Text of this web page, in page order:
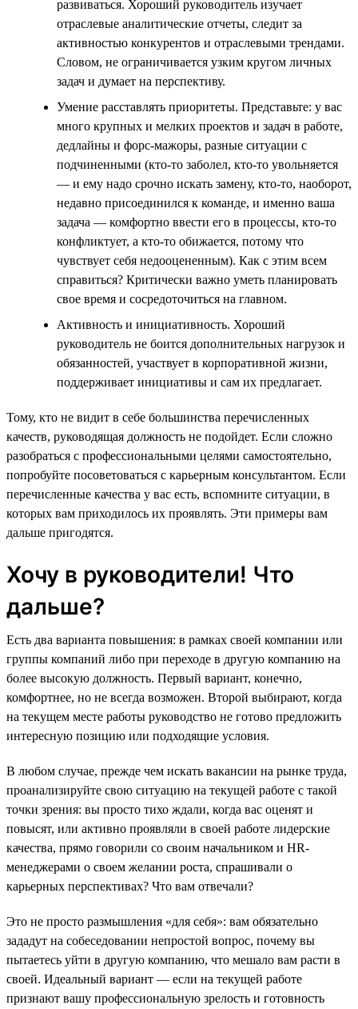
развиваться. Хороший руководитель изучает
отраслевые аналитические отчеты, следит за
активностью конкурентов и отраслевыми трендами.
Словом, не ограничивается узким кругом личных
задач и думает на перспективу.
Умение расставлять приоритеты. Представьте: у вас
много крупных и мелких проектов и задач в работе,
дедлайны и форс-мажоры, разные ситуации с
подчиненными (кто-то заболел, кто-то увольняется
— и ему надо срочно искать замену, кто-то, наоборот,
недавно присоединился к команде, и именно ваша
задача — комфортно ввести его в процессы, кто-то
конфликтует, а кто-то обижается, потому что
чувствует себя недооцененным). Как с этим всем
справиться? Критически важно уметь планировать
свое время и сосредоточиться на главном.
Активность и инициативность. Хороший
руководитель не боится дополнительных нагрузок и
обязанностей, участвует в корпоративной жизни,
поддерживает инициативы и сам их предлагает.
Тому, кто не видит в себе большинства перечисленных
качеств, руководящая должность не подойдет. Если сложно
разобраться с профессиональными целями самостоятельно,
попробуйте посоветоваться с карьерным консультантом. Если
перечисленные качества у вас есть, вспомните ситуации, в
которых вам приходилось их проявлять. Эти примеры вам
дальше пригодятся.
Хочу в руководители! Что
дальше?
Есть два варианта повышения: в рамках своей компании или
группы компаний либо при переходе в другую компанию на
более высокую должность. Первый вариант, конечно,
комфортнее, но не всегда возможен. Второй выбирают, когда
на текущем месте работы руководство не готово предложить
интересную позицию или подходящие условия.
В любом случае, прежде чем искать вакансии на рынке труда,
проанализируйте свою ситуацию на текущей работе с такой
точки зрения: вы просто тихо ждали, когда вас оценят и
повысят, или активно проявляли в своей работе лидерские
качества, прямо говорили со своим начальником и HR-
менеджерами о своем желании роста, спрашивали о
карьерных перспективах? Что вам отвечали?
Это не просто размышления «для себя»: вам обязательно
зададут на собеседовании непростой вопрос, почему вы
пытаетесь уйти в другую компанию, что мешало вам расти в
своей. Идеальный вариант — если на текущей работе
признают вашу профессиональную зрелость и готовность